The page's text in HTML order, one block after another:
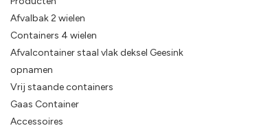
Afvalbak 2 wielen
Containers 4 wielen
Afvalcontainer staal vlak deksel Geesink
opnamen
Vrij staande containers
Gaas Container
Accessoires